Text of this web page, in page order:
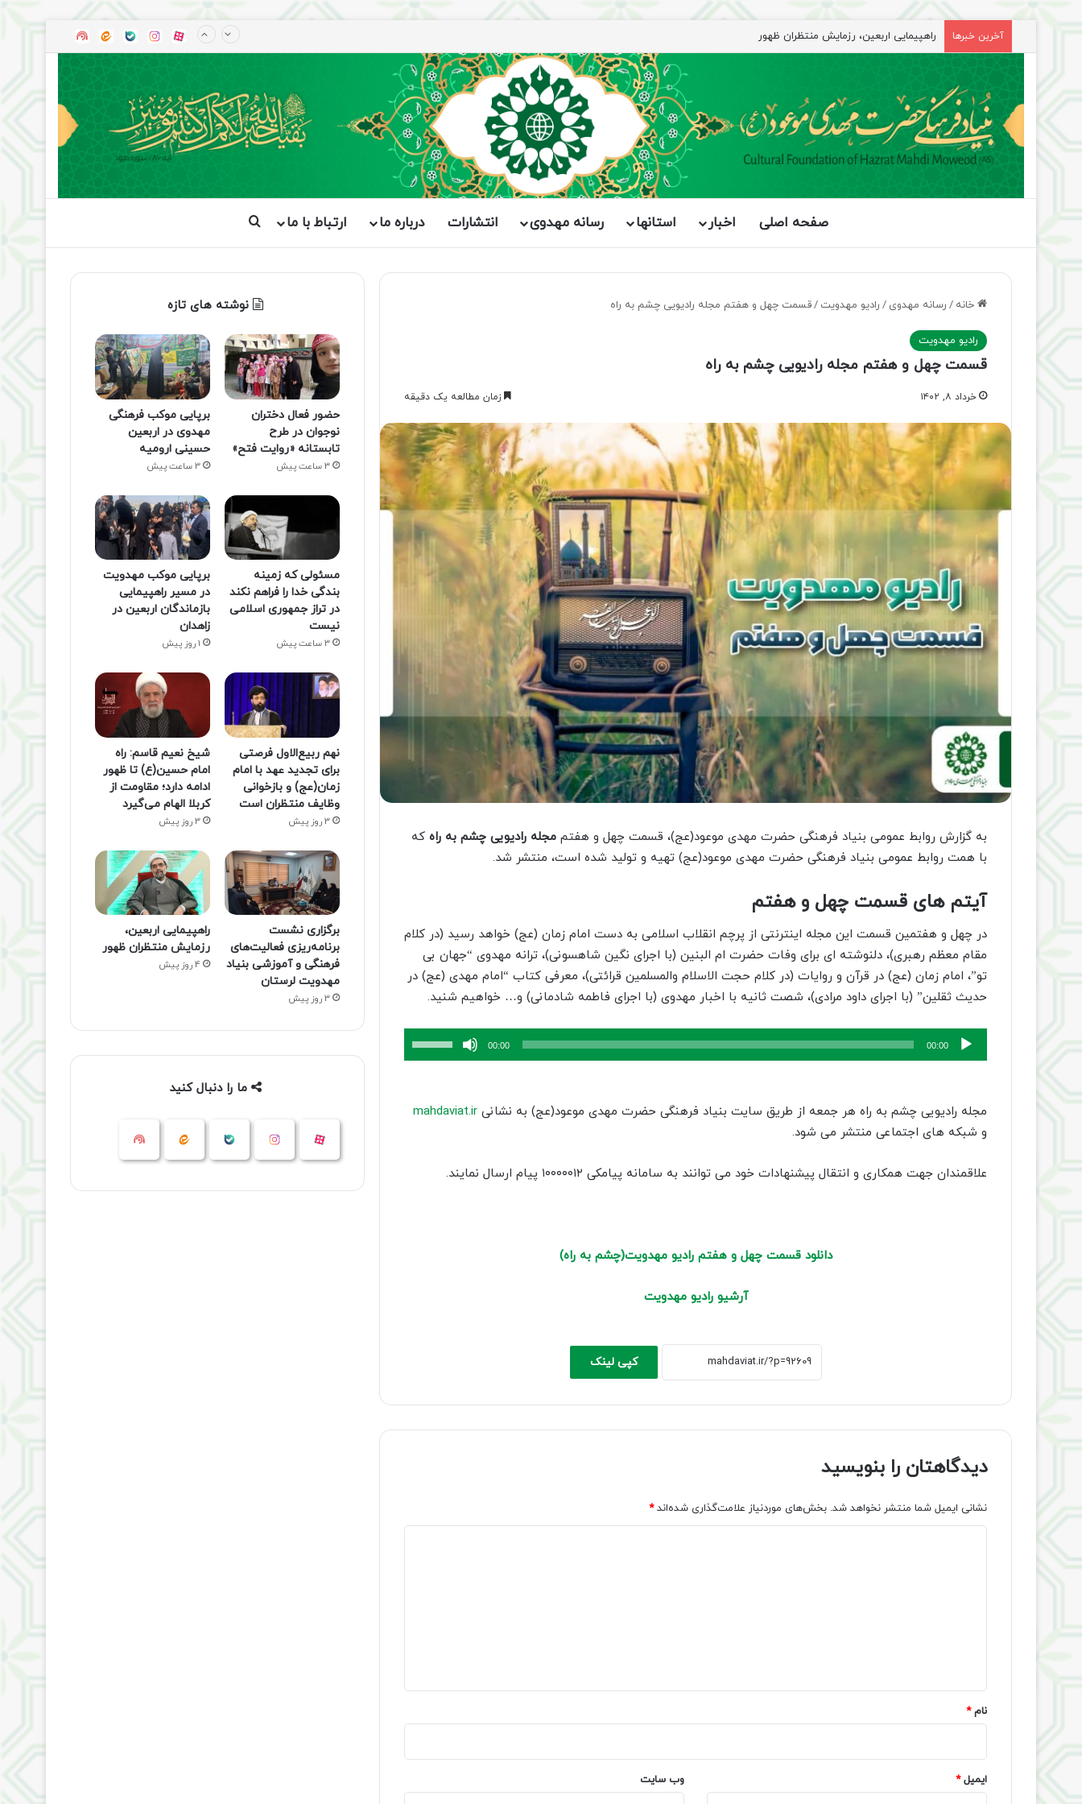
آخرین خبرها
راهپیمایی اربعین، رزمایش منتظران ظهور
آپاراتاینستاگرام
بله ایتا
صفحه اصلی اخبار استانها رسانه مهدوی انتشارات درباره ما ارتباط با ما جستجو برای
خانه / رسانه مهدوی / رادیو مهدویت /قسمت چهل و هفتم مجله رادیویی چشم به راه
رادیو مهدویت
قسمت چهل و هفتم مجله رادیویی چشم به راه
خرداد ۸, ۱۴۰۲ زمان مطالعه یک دقیقه
به گزارش روابط عمومی بنیاد فرهنگی حضرت مهدی موعود(عج)، قسمت چهل و هفتم مجله رادیویی چشم به راه که
با همت روابط عمومی بنیاد فرهنگی حضرت مهدی موعود(عج) تهیه و تولید شده است، منتشر شد.
آیتم های قسمت چهل و هفتم
در چهل و هفتمین قسمت این مجله اینترنتی از پرچم انقلاب اسلامی به دست امام زمان (عج) خواهد رسید (در کلام
مقام معظم رهبری)، دلنوشته ای برای وفات حضرت ام البنین (با اجرای نگین شاهسونی)، ترانه مهدوی “جهان بی
تو”، امام زمان (عج) در قرآن و روایات (در کلام حجت الاسلام والمسلمین قرائتی)، معرفی کتاب “امام مهدی (عج) در
حدیث ثقلین” (با اجرای داود مرادی)، شصت ثانیه با اخبار مهدوی (با اجرای فاطمه شادمانی) و… خواهیم شنید.
پخش‌کننده
صوت
00:00
00:00
افزایش
مجله رادیویی چشم به راه هر جمعه از طریق سایت بنیاد فرهنگی حضرت مهدی موعود(عج) به نشانی mahdaviat.ir
و شبکه های اجتماعی منتشر می شود.
علاقمندان جهت همکاری و انتقال پیشنهادات خود می توانند به سامانه پیامکی ۱۰۰۰۰۰۱۲ پیام ارسال نمایند.
دانلود قسمت چهل و هفتم رادیو مهدویت(چشم به راه)
آرشیو رادیو مهدویت
کپی لینک
دیدگاهتان را بنویسید
نشانی ایمیل شما منتشر نخواهد شد. بخش‌های موردنیاز علامت‌گذاری شده‌اند*
نام*
ایمیل* وب‌ سایت
نوشته های تازه
حضور فعال دختران
نوجوان در طرح
تابستانه «روایت فتح»
3 ساعت پیش
برپایی موکب فرهنگی
مهدوی در اربعین
حسینی ارومیه
3 ساعت پیش
مسئولی که زمینه
بندگی خدا را فراهم نکند
در تراز جمهوری اسلامی
نیست
3 ساعت پیش
برپایی موکب مهدویت
در مسیر راهپیمایی
بازماندگان اربعین در
زاهدان
1 روز پیش
نهم ربیع‌الاول فرصتی
برای تجدید عهد با امام
زمان(عج) و بازخوانی
وظایف منتظران است
3 روز پیش
شیخ نعیم قاسم: راه
امام حسین(ع) تا ظهور
ادامه دارد؛ مقاومت از
کربلا الهام می‌گیرد
3 روز پیش
برگزاری نشست
برنامه‌ریزی فعالیت‌های
فرهنگی و آموزشی بنیاد
مهدویت لرستان
3 روز پیش
راهپیمایی اربعین،
رزمایش منتظران ظهور
4 روز پیش
ما را دنبال کنید
آپارات اینستاگرام ایتا